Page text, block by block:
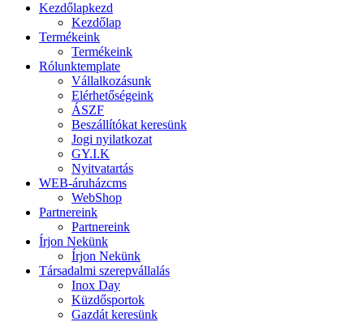
Kezdőlapkezd
Kezdőlap
Termékeink
Termékeink
Rólunktemplate
Vállalkozásunk
Elérhetőségeink
ÁSZF
Beszállítókat keresünk
Jogi nyilatkozat
GY.I.K
Nyitvatartás
WEB-áruházcms
WebShop
Partnereink
Partnereink
Írjon Nekünk
Írjon Nekünk
Társadalmi szerepvállalás
Inox Day
Küzdősportok
Gazdát keresünk